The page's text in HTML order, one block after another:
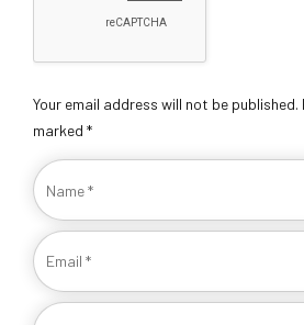
Your email address will not be
marked *